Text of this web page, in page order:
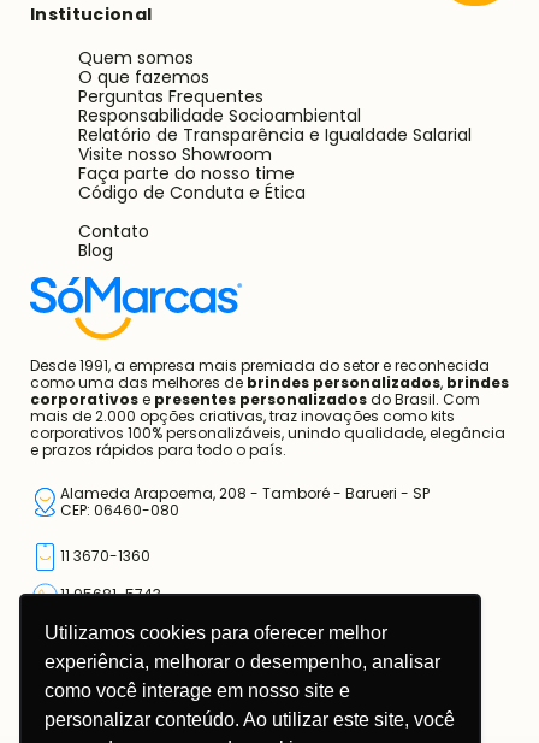
Utilizamos cookies para oferecer melhor
experiência, melhorar o desempenho, analisar
como você interage em nosso site e
personalizar conteúdo. Ao utilizar este site, você
Desde 1991, a empresa mais premiada do setor e reconhecida
como uma das melhores de brindes personalizados, brindes
corporativose presentes personalizadosdo Brasil. Com
mais de 2.000 opções criativas, traz inovações como kits
corporativos 100% personalizáveis, unindo qualidade, elegância
e prazos rápidos para todo o país.
Alameda Arapoema, 208 - Tamboré - Barueri - SP
CEP: 06460-080
11 3670-1360
11 95681-5743
atendimento@somarcas.com.br
Mais do que Brindes, Presentes Corporativos!
SO MARCAS COMERCIAL LTDA.
CNPJ: 67.308.981/0001-00
Institucional
Quem somos
O que fazemos
Perguntas Frequentes
Responsabilidade Socioambiental
Relatório de Transparência e Igualdade Salarial
Visite nosso Showroom
Faça parte do nosso time
Código de Conduta e Ética
Contato
Blog